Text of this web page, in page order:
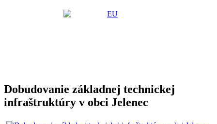
Dobudovanie základnej technickej
infraštruktúry v obci Jelenec